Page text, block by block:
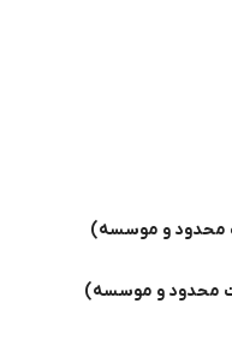
محدود و موسسه)
محدود و موسسه)